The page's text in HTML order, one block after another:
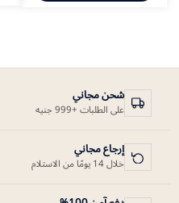
شحن مجاني
على الطلبات +999 جنيه
إرجاع مجاني
خلال 14 يومًا من الاستلام